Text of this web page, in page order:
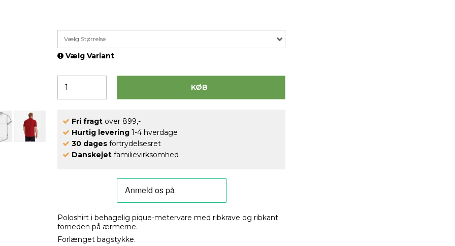
Vælg Størrelse
Vælg Variant
KØB
Fri fragt over 899,-
Hurtig levering 1-4 hverdage
30 dages fortrydelsesret
Danskejet familievirksomhed
Poloshirt i behagelig pique-metervare med ribkrave og ribkant
forneden på ærmerne.
Forlænget bagstykke.